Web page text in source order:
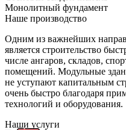
Монолитный фундамент
Наше производство
Одним из важнейших
является строительство
числе ангаров, складов,
помещений. Модульные
не уступают капитальным
очень быстро благодаря
технологий и оборудования.
Наши услуги